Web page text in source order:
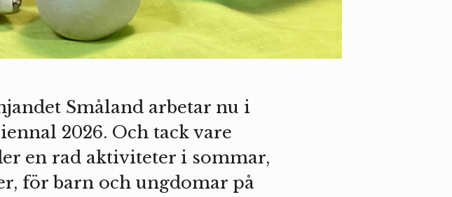
Småland arbetar nu i
2026. Och tack vare
en rad aktiviteter i sommar,
för barn och ungdomar på